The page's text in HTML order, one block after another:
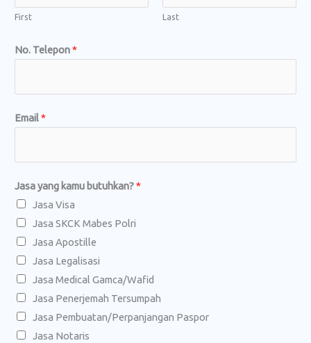
a
e
a
N
a
m
a
First Last
No. Telepon*
Email*
Jasa yang kamu butuhkan?*
Jasa Visa
Jasa SKCK Mabes Polri
Jasa Apostille
Jasa Legalisasi
Jasa Medical Gamca/Wafid
Jasa Penerjemah Tersumpah
Jasa Pembuatan/Perpanjangan Paspor
Jasa Notaris